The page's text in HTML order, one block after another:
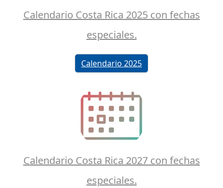
Calendario Costa Rica 2025 con fechas
especiales.
Calendario 2025
Calendario Costa Rica 2027 con fechas
especiales.